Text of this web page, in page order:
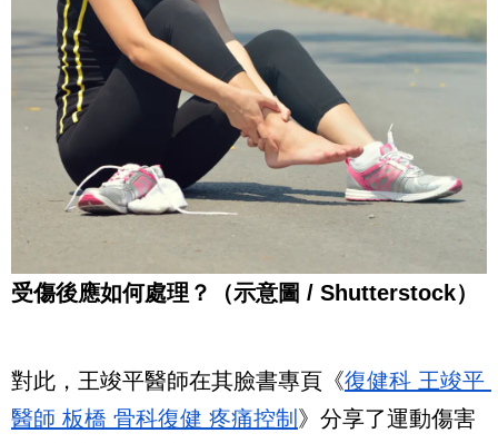
受傷後應如何處理？（示意圖 / Shutterstock）
對此，王竣平醫師在其臉書專頁《復健科 王竣平
醫師 板橋 骨科復健 疼痛控制 》分享了運動傷害